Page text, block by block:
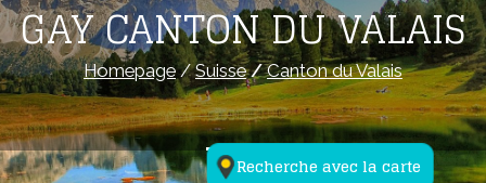
Recherche avec la carte
GAY CANTON DU VALAIS
Homepage/Suisse/Canton du Valais